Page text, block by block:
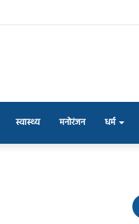
स्वास्थ्य मनोरंजन धर्म